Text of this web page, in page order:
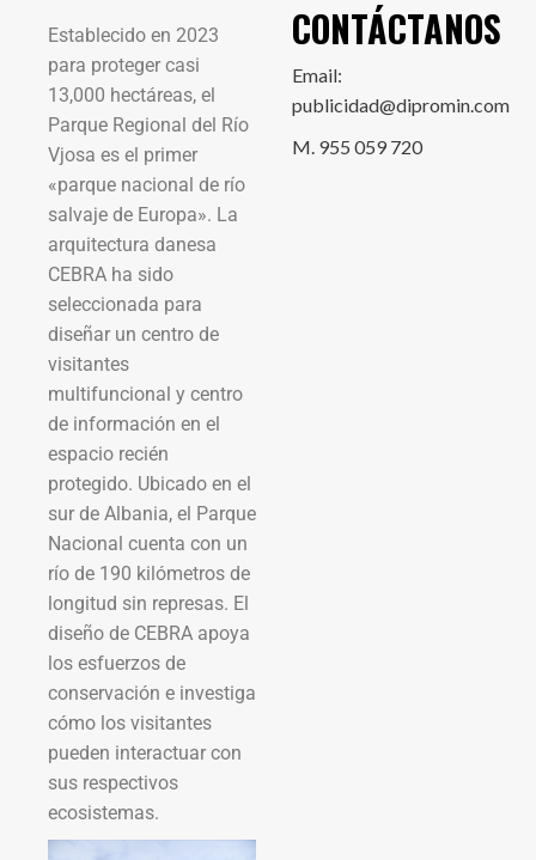
Establecido en 2023
para proteger casi
13,000 hectáreas, el
Parque Regional del Río
Vjosa es el primer
«parque nacional de río
salvaje de Europa». La
arquitectura danesa
CEBRA ha sido
seleccionada para
diseñar un centro de
visitantes
multifuncional y centro
de información en el
espacio recién
protegido. Ubicado en el
sur de Albania, el Parque
Nacional cuenta con un
río de 190 kilómetros de
longitud sin represas. El
diseño de CEBRA apoya
los esfuerzos de
conservación e investiga
cómo los visitantes
pueden interactuar con
sus respectivos
ecosistemas.
CONTÁCTANOS
Email:
publicidad@dipromin.com
M. 955 059 720